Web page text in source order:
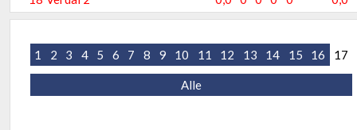
1 2 3 4 5 6 7 8 9 10 11 12 13 14 15 16 17
Alle